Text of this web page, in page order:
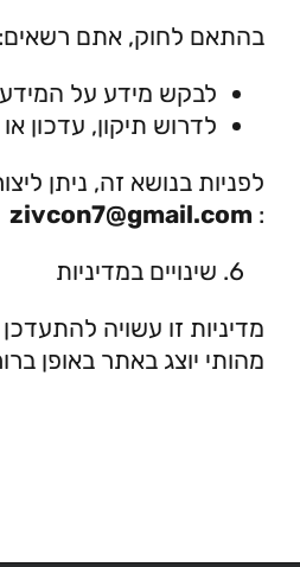
בהתאם לחוק, אתם רשאים:
לבקש מידע על
לדרוש תיקון, עדכון
לפניות בנושא זה, ניתן
:
zivcon7@gmail.com
שינויים במדיניות
מדיניות זו עשויה
מהותי יוצג באתר באופן